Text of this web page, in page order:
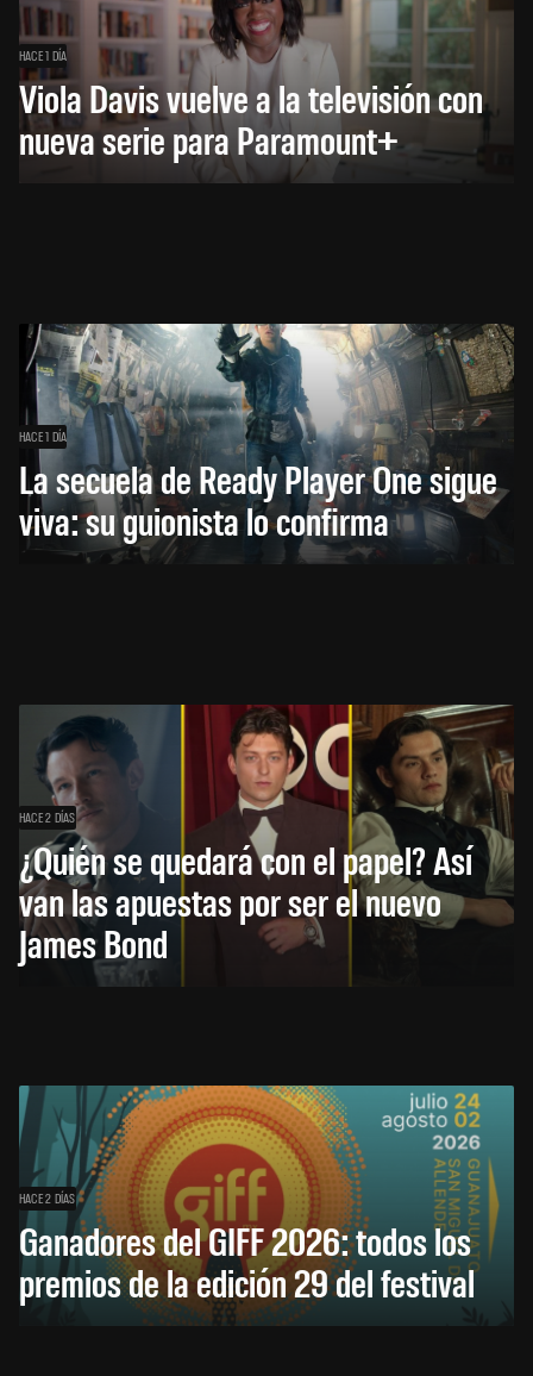
HACE 1 DÍA
Viola Davis vuelve a la televisión con
nueva serie para Paramount+
HACE 1 DÍA
La secuela de Ready Player One sigue
viva: su guionista lo confirma
HACE 2 DÍAS
¿Quién se quedará con el papel? Así
van las apuestas por ser el nuevo
James Bond
HACE 2 DÍAS
Ganadores del GIFF 2026: todos los
premios de la edición 29 del festival